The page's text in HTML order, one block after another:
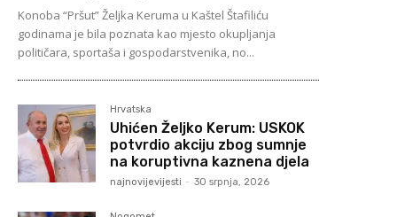
Konoba “Pršut” Željka Keruma u Kaštel Štafiliću
godinama je bila poznata kao mjesto okupljanja
političara, sportaša i gospodarstvenika, no...
Hrvatska
Uhićen Željko Kerum: USKOK
potvrdio akciju zbog sumnje
na koruptivna kaznena djela
najnovijevijesti - 30 srpnja, 2026